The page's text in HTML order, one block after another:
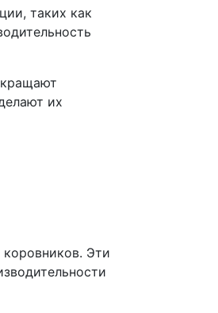
таких как
их
Эти